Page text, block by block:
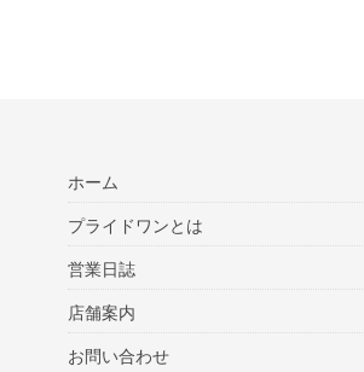
ホーム
プライドワンとは
営業日誌
店舗案内
お問い合わせ